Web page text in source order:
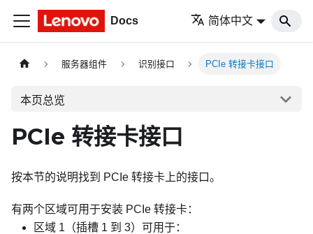
Docs 简体中文
服务器组件 识别接口 PCIe 转接卡接口
本页总览
PCIe 转接卡接口
按本节的说明找到 PCIe 转接卡上的接口。
有两个区域可用于安装 PCIe 转接卡：
区域 1（插槽 1 到 3）可用于：